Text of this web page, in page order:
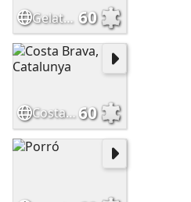
Gelats - Ice-Cream 60
Costa Brava, Catalunya60